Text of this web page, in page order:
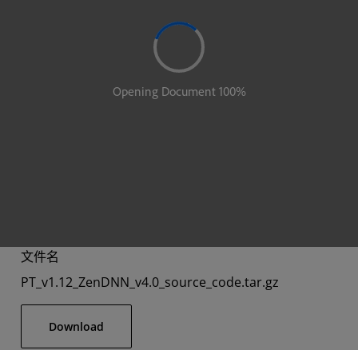
文件名
PT_v1.12_ZenDNN_v4.0_source_code.tar.gz
Download